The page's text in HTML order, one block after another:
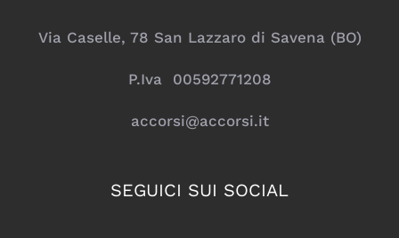
Via Caselle, 78 San Lazzaro di Savena (BO)
P.Iva 00592771208
accorsi@accorsi.it
SEGUICI SUI SOCIAL